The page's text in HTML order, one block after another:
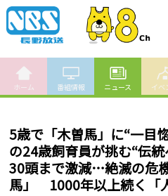
ホーム 番組情報 ニュース イベ
5歳で「木曽馬」に“一
の24歳飼育員が挑む“伝
30頭まで激減…絶滅の危
馬」 1000年以上続く「